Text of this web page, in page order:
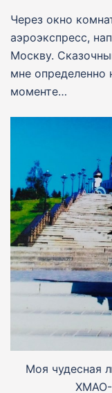
Через окно
аэроэкспресс,
Москву.
мне определенно
моменте…
Моя чудесная
ХМАО-